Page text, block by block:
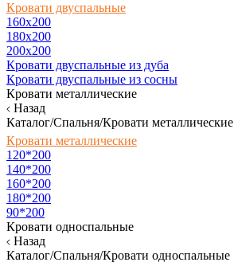
Кровати двуспальные
160х200
180x200
200x200
Кровати двуспальные из дуба
Кровати двуспальные из сосны
Кровати металлические
Назад
Каталог/Спальня/Кровати металлические
Кровати металлические
120*200
140*200
160*200
180*200
90*200
Кровати односпальные
Назад
Каталог/Спальня/Кровати односпальные